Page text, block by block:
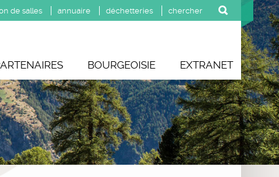
de salles annuaire déchetteries
BOURGEOISIE EXTRANET